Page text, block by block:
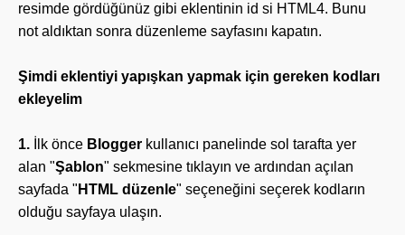
resimde gördüğünüz gibi eklentinin id si HTML4. Bunu
not aldıktan sonra düzenleme sayfasını kapatın.
Şimdi eklentiyi yapışkan yapmak için gereken kodları
ekleyelim
1. İlk önce Blogger kullanıcı panelinde sol tarafta yer
alan "Şablon" sekmesine tıklayın ve ardından açılan
sayfada " HTML düzenle" seçeneğini seçerek kodların
olduğu sayfaya ulaşın.